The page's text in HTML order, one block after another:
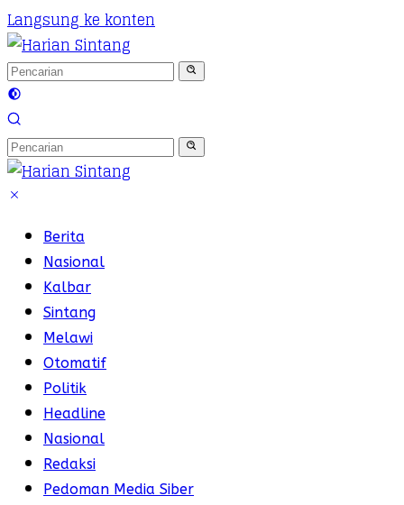
Langsung ke konten
Berita
Nasional
Kalbar
Sintang
Melawi
Otomatif
Politik
Headline
Nasional
Redaksi
Pedoman Media Siber